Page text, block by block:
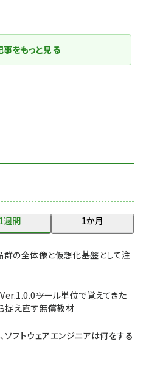
1週間 1か月
群の全体像と仮想化基盤として注
ツール単位で覚えてきた
捉え直す無償教材
ソフトウェアエンジニアは何をする
をもっと見る